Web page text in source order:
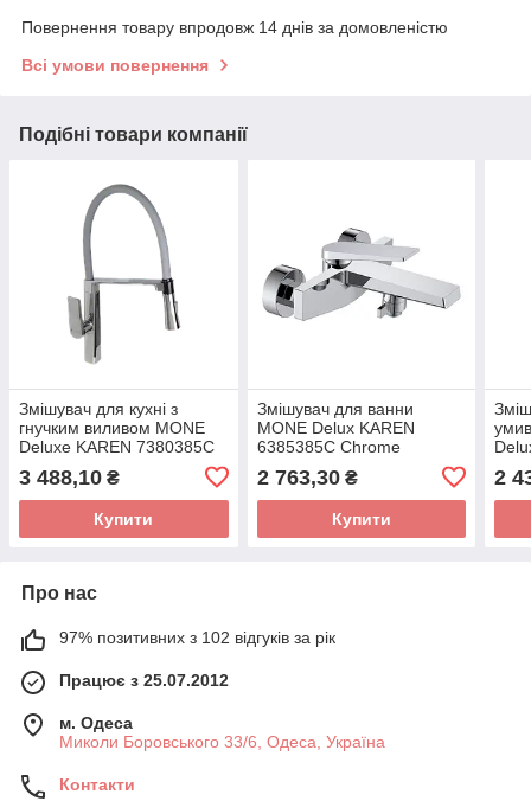
Повернення товару впродовж 14 днів за домовленістю
Всі умови повернення
Подібні товари компанії
Змішувач для кухні з
гнучким виливом MONE
Deluxe KAREN 7380385C
3 488,10 ₴
Купити
Змішувач для ванни
MONE Delux KAREN
6385385C Chrome
2 763,30₴
Купити
2
Про нас
97% позитивних з 102 відгуків за рік
Працює з 25.07.2012
м. Одеса
Миколи Боровського 33/6, Одеса, Україна
Контакти